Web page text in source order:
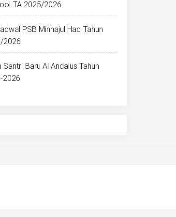
TA 2025/2026
PSB Minhajul Haq Tahun
2026
Baru Al Andalus Tahun
2026